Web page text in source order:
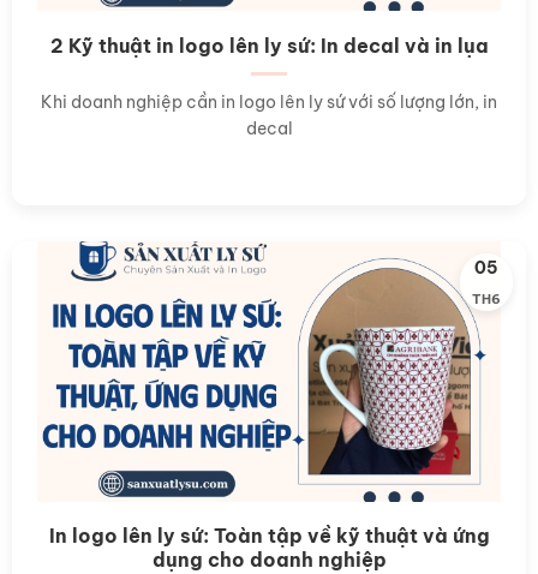
2 Kỹ thuật in logo lên ly sứ: In decal và in lụa
Khi doanh nghiệp cần in logo lên ly sứ với số lượng lớn, in
decal
In logo lên ly sứ: Toàn tập về kỹ thuật và ứng
dụng cho doanh nghiệp
05
TH6